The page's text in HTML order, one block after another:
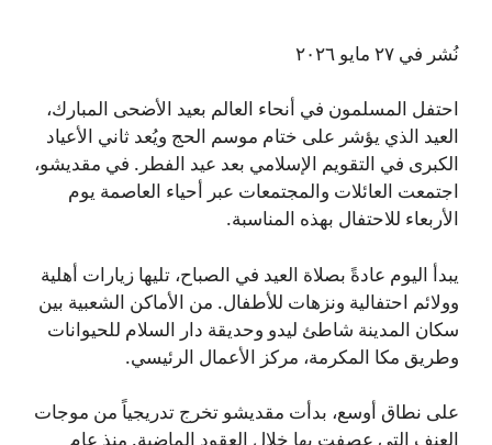
نُشر في ٢٧ مايو ٢٠٢٦
احتفل المسلمون في أنحاء العالم بعيد الأضحى المبارك،
العيد الذي يؤشر على ختام موسم الحج ويُعد ثاني الأعياد
الكبرى في التقويم الإسلامي بعد عيد الفطر. في مقديشو،
اجتمعت العائلات والمجتمعات عبر أحياء العاصمة يوم
الأربعاء للاحتفال بهذه المناسبة.
يبدأ اليوم عادةً بصلاة العيد في الصباح، تليها زيارات أهلية
وولائم احتفالية ونزهات للأطفال. من الأماكن الشعبية بين
سكان المدينة شاطئ ليدو وحديقة دار السلام للحيوانات
وطريق مكا المكرمة، مركز الأعمال الرئيسي.
على نطاق أوسع، بدأت مقديشو تخرج تدريجياً من موجات
العنف التي عصفت بها خلال العقود الماضية. منذ عام